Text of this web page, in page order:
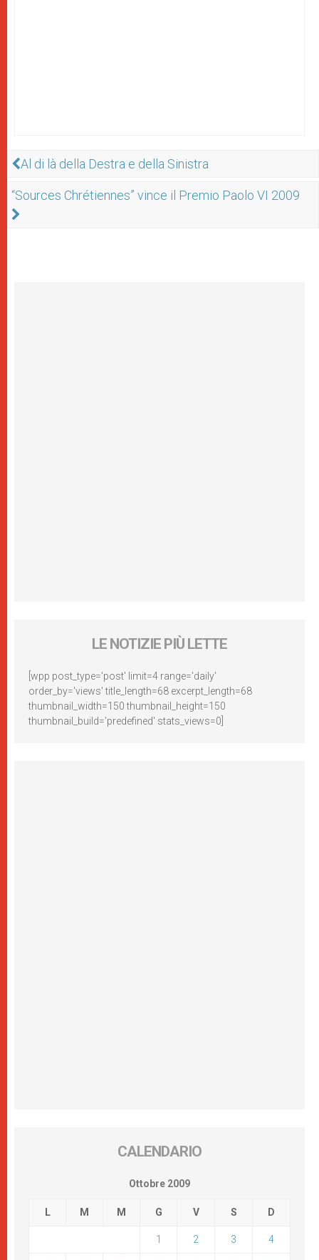
Al di là della Destra e della Sinistra
“Sources Chrétiennes” vince il Premio Paolo VI 2009
LE NOTIZIE PIÙ LETTE
[wpp post_type='post' limit=4 range='daily'
order_by='views' title_length=68 excerpt_length=68
thumbnail_width=150 thumbnail_height=150
thumbnail_build='predefined' stats_views=0]
CALENDARIO
Ottobre 2009
L M M G V S D
1 2 3 4